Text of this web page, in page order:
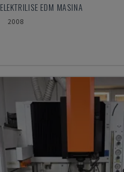
EDM MASINA
2008